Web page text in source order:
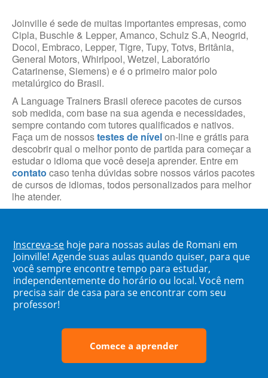
Joinville é sede de muitas importantes empresas, como
Cipla, Buschle & Lepper, Amanco, Schulz S.A, Neogrid,
Docol, Embraco, Lepper, Tigre, Tupy, Totvs, Britânia,
General Motors, Whirlpool, Wetzel, Laboratório
Catarinense, Siemens) e é o primeiro maior polo
metalúrgico do Brasil.
A Language Trainers Brasil oferece pacotes de cursos
sob medida, com base na sua agenda e necessidades,
sempre contando com tutores qualificados e nativos.
Faça um de nossostestes de nívelon-line e grátis para
descobrir qual o melhor ponto de partida para começar a
estudar o idioma que você deseja aprender. Entre em
contato caso tenha dúvidas sobre nossos vários pacotes
de cursos de idiomas, todos personalizados para melhor
lhe atender.
Inscreva-se hoje para nossas aulas de Romani em
Joinville! Agende suas aulas quando quiser, para que
você sempre encontre tempo para estudar,
independentemente do horário ou local. Você nem
precisa sair de casa para se encontrar com seu
professor!
Comece a aprender